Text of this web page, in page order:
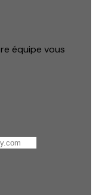
équipe vous